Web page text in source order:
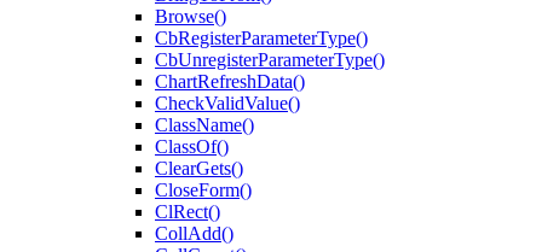
Browse()
CbRegisterParameterType()
CbUnregisterParameterType()
ChartRefreshData()
CheckValidValue()
ClassName()
ClassOf()
ClearGets()
CloseForm()
ClRect()
CollAdd()